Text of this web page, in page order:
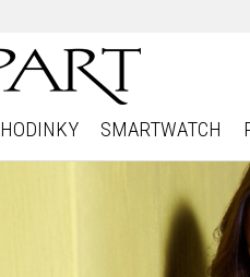
HODINKY SMARTWATCH